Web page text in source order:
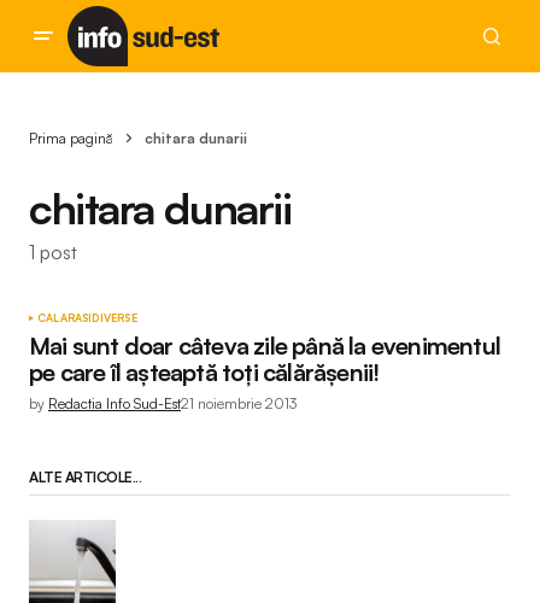
Prima pagină chitara dunarii
chitara dunarii
1 post
CALARASIDIVERSE
Mai sunt doar câteva zile până la evenimentul
pe care îl așteaptă toți călărășenii!
by Redactia Info Sud-Est21 noiembrie 2013
ALTE ARTICOLE...